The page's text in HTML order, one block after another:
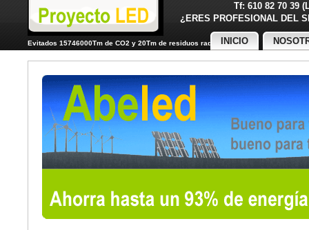
Tf: 610 82 70 39
¿ERES PROFESIONAL
Evitados 15746000Tm de CO2 y 20Tm de residuos radiactivos
INICIO